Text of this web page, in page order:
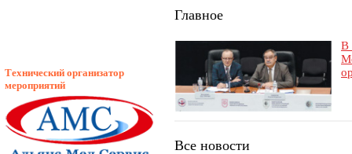
Технический организатор
мероприятий
Главное
В
Все новости